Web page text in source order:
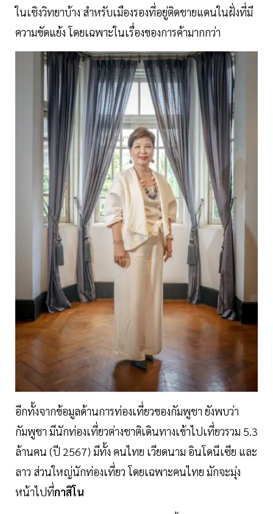
ในเชิงวิทยาบ้าง สำหรับเมืองรองที่อยู่ติดชายแดนในฝั่งที่มี
ความขัดแย้ง โดยเฉพาะในเรื่องของการค้ามากกว่า
อีกทั้งจากข้อมูลด้านการท่องเที่ยวของกัมพูชา ยังพบว่า
กัมพูชา มีนักท่องเที่ยวต่างชาติเดินทางเข้าไปเที่ยวรวม 5.3
ล้านคน (ปี 2567) มีทั้ง คนไทย เวียดนาม อินโดนีเซีย และ
ลาว ส่วนใหญ่นักท่องเที่ยว โดยเฉพาะคนไทย มักจะมุ่ง
หน้าไปที่กาสิโน